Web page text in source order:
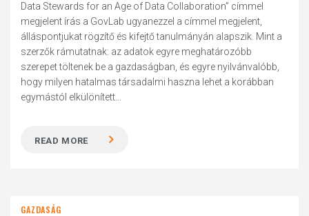
Data Stewards for an Age of Data Collaboration” címmel
megjelent írás a GovLab ugyanezzel a címmel megjelent,
álláspontjukat rögzítő és kifejtő tanulmányán alapszik. Mint a
szerzők rámutatnak: az adatok egyre meghatározóbb
szerepet töltenek be a gazdaságban, és egyre nyilvánvalóbb,
hogy milyen hatalmas társadalmi haszna lehet a korábban
egymástól elkülönített...
READ MORE
GAZDASÁG